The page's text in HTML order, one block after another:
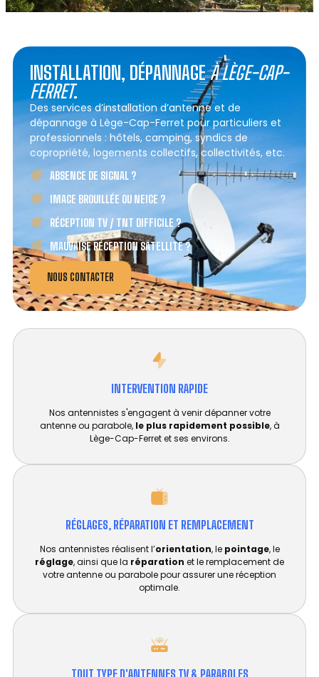
INSTALLATION, DÉPANNAGEÀ LÈGE-CAP-
FERRET.
Des services d’installation d’antenne et de
dépannage à Lège-Cap-Ferret pour particuliers et
professionnels : hôtels, camping, syndics de
copropriété, logements collectifs, collectivités, etc.
ABSENCE DE SIGNAL ?
IMAGE BROUILLÉE OU NEIGE ?
RÉCEPTION TV / TNT DIFFICILE ?
MAUVAISE RÉCEPTION SATELLITE ?
NOUS CONTACTER
INTERVENTION RAPIDE
Nos antennistes s'engagent à venir dépanner votre
antenne ou parabole, le plus rapidement possible, à
Lège-Cap-Ferret et ses environs.
RÉGLAGES, RÉPARATION ET REMPLACEMENT​
Nos antennistes réalisent l’orientation, le pointage, le
réglage, ainsi que la réparation et le remplacement de
votre antenne ou parabole pour assurer une réception
optimale.
TOUT TYPE D'ANTENNES TV & PARABOLES